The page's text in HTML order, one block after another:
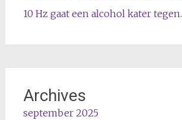
10 Hz gaat een alcohol kater tegen.
Archives
september 2025